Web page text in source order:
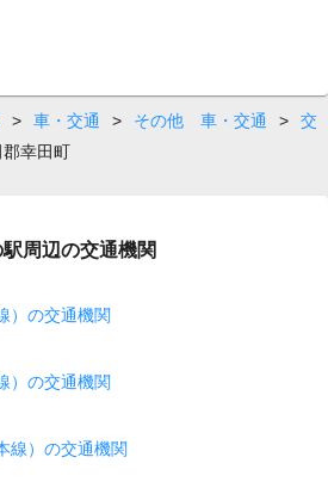
> 車・交通 > その他 車・交通 >
交
郡幸田町
周辺の交通機関
）の交通機関
）の交通機関
線）の交通機関